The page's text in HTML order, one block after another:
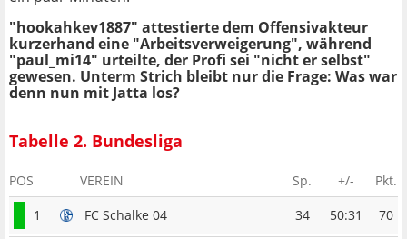
"hookahkev1887" attestierte dem Offensivakteur
kurzerhand eine "Arbeitsverweigerung", während
"paul_mi14" urteilte, der Profi sei "nicht er selbst"
gewesen. Unterm Strich bleibt nur die Frage: Was war
denn nun mit Jatta los?
Tabelle 2. Bundesliga
POS VEREIN Sp. +/-
Pkt.
1
FC Schalke 04 34 50:31 70